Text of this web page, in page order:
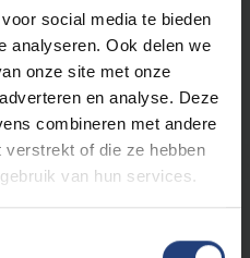
social media te bieden
analyseren. Ook delen we
onze site met onze
en analyse. Deze
combineren met andere
verstrekt of die ze hebben
van hun services.
bieden deze cijfers